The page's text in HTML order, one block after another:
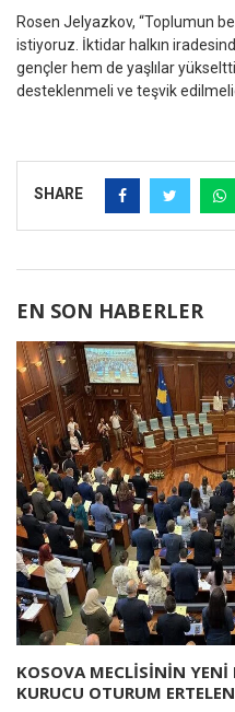
Rosen Jelyazkov, “Toplumun
istiyoruz. İktidar halkın
gençler hem de yaşlılar
desteklenmeli ve teşvik
SHARE
EN SON HABERLER
KOSOVA MECLİSİNİN
KURUCU OTURUM